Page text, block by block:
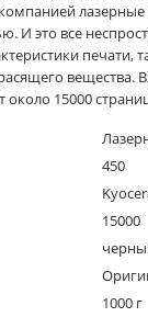
И это все
печати,
вещества.
около 15000
450
15000
1000 г